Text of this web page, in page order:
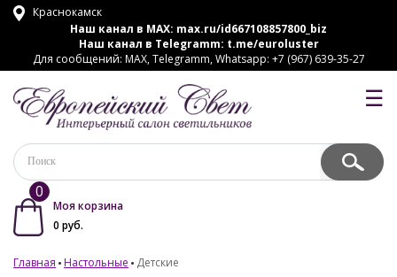
Краснокамск
Наш канал в MAX: max.ru/id667108857800_biz
Наш канал в Telegramm: t.me/euroluster
Для сообщений: MAX, Telegramm, Whatsapp: +7 (967) 639-35-27
☰
0
Моя корзина
0 руб.
Главная Настольные Детские